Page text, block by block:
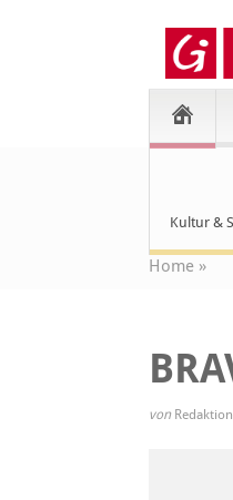
Kultur &
Home »
von Redaktion